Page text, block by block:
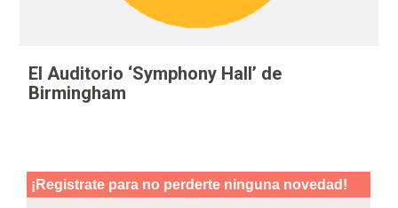
El Auditorio ‘Symphony Hall’ de
Birmingham